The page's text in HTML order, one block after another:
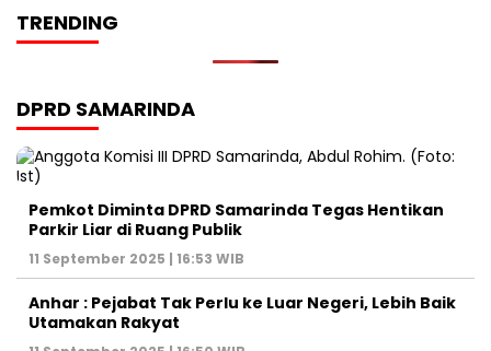
TRENDING
DPRD SAMARINDA
Pemkot Diminta DPRD Samarinda Tegas Hentikan
Parkir Liar di Ruang Publik
11 September 2025 | 16:53 WIB
Anhar : Pejabat Tak Perlu ke Luar Negeri, Lebih Baik
Utamakan Rakyat